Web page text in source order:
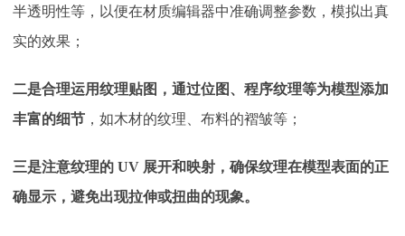
半透明性等，以便在材质编辑器中准确调整参数，模拟出真
实的效果；
二是合理运用纹理贴图，通过位图、程序纹理等为模型添加
丰富的细节 ，如木材的纹理、布料的褶皱等；
三是注意纹理的 UV 展开和映射，确保纹理在模型表面的正
确显示，避免出现拉伸或扭曲的现象。